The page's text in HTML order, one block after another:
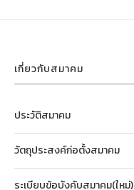
เกี่ยวกับสมาคม
ประวัติสมาคม
วัตถุประสงค์ก่อตั้งสมาคม
ระเบียบข้อบังคับสมาคม(ใหม่)